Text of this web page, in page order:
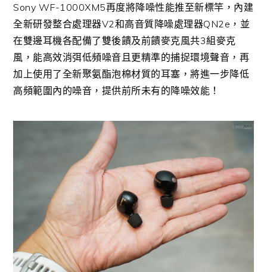
Sony WF-1000XM5再度將降噪性能推至新標竿，內建
全新研發整合處理器V2和高音質降噪處理器QN2e，並
在雙邊耳機各配備了雙後饋及前饋麥克風共3組麥克
風，能高效消弭低頻噪音且更精準的捕捉環境聲音，再
加上使用了全新聚氨酯泡棉材質的耳塞，將進一步降低
高頻範圍內的噪音，提供前所未有的降噪效能！